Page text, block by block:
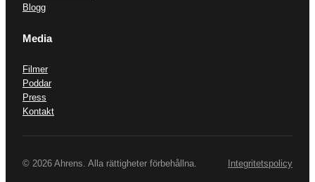
Blogg
Media
Filmer
Poddar
Press
Kontakt
© 2026 Ahrens. Alla rättigheter förbehållna. Integritetspolicy